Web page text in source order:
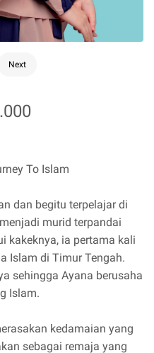
Next
To Islam
dan begitu terpelajar di
murid terpandai
kakeknya, ia pertama kali
Islam di Timur Tengah.
sehingga Ayana berusaha
Islam.
kedamaian yang
sebagai remaja yang